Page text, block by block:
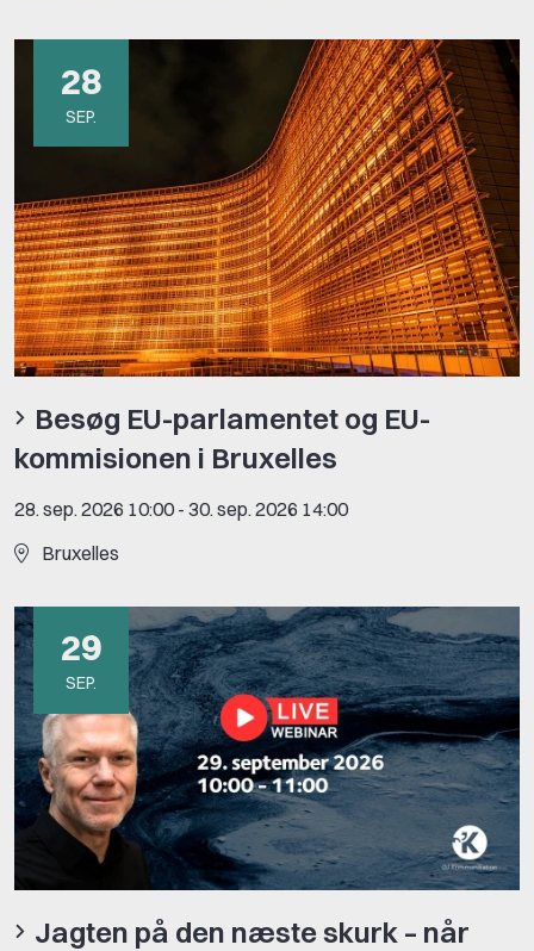
28
SEP.
Besøg EU-parlamentet og EU-
kommisionen i Bruxelles
28. sep. 2026 10:00 - 30. sep. 2026 14:00
Bruxelles
29
SEP.
Jagten på den næste skurk – når